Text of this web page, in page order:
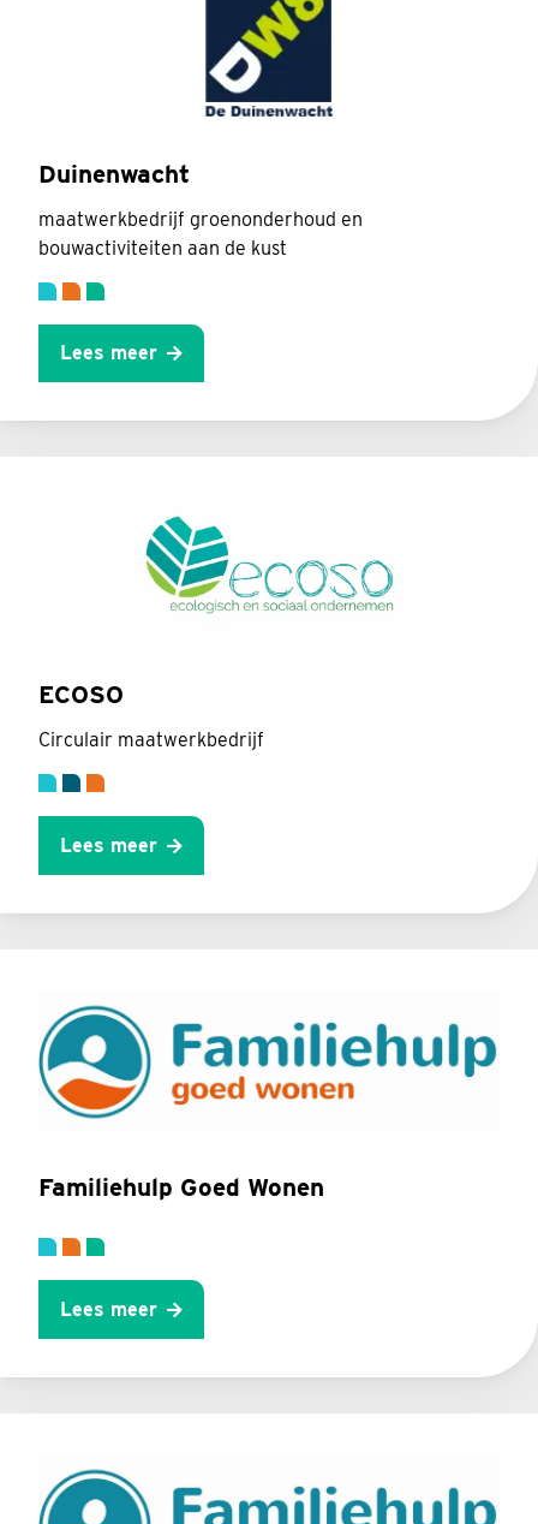
Duinenwacht
maatwerkbedrijf groenonderhoud en
bouwactiviteiten aan de kust
Lees meer
ECOSO
Circulair maatwerkbedrijf
Lees meer
Familiehulp Goed Wonen
Lees meer